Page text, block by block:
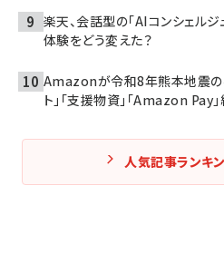
楽天、会話型の「AIコンシェル
体験をどう変えた？
Amazonが令和8年熊本地震の
ト」「支援物資」「Amazon Pay
人気記事ランキ